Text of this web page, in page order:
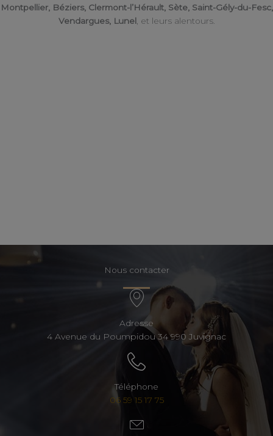
Montpellier, Béziers, Clermont-l’Hérault, Sète, Saint-Gély-du-Fesc,
Vendargues, Lunel, et leurs alentours.
Nous contacter
Adresse
4 Avenue du Poumpidou 34 990 Juvignac
Téléphone
06 59 15 17 75